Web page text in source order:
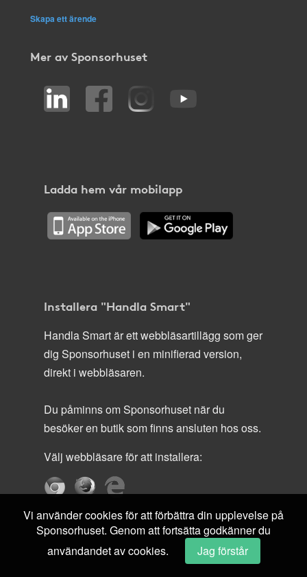
Skapa ett ärende
Mer av Sponsorhuset
Ladda hem vår mobilapp
Installera "Handla Smart"
Handla Smart är ett webbläsartillägg som ger
dig Sponsorhuset i en minifierad version,
direkt i webbläsaren.
Du påminns om Sponsorhuset när du
besöker en butik som finns ansluten hos oss.
Välj webbläsare för att installera:
Vi använder cookies för att förbättra din upplevelse på
Sponsorhuset. Genom att fortsätta godkänner du
användandet av cookies.
Jag förstår